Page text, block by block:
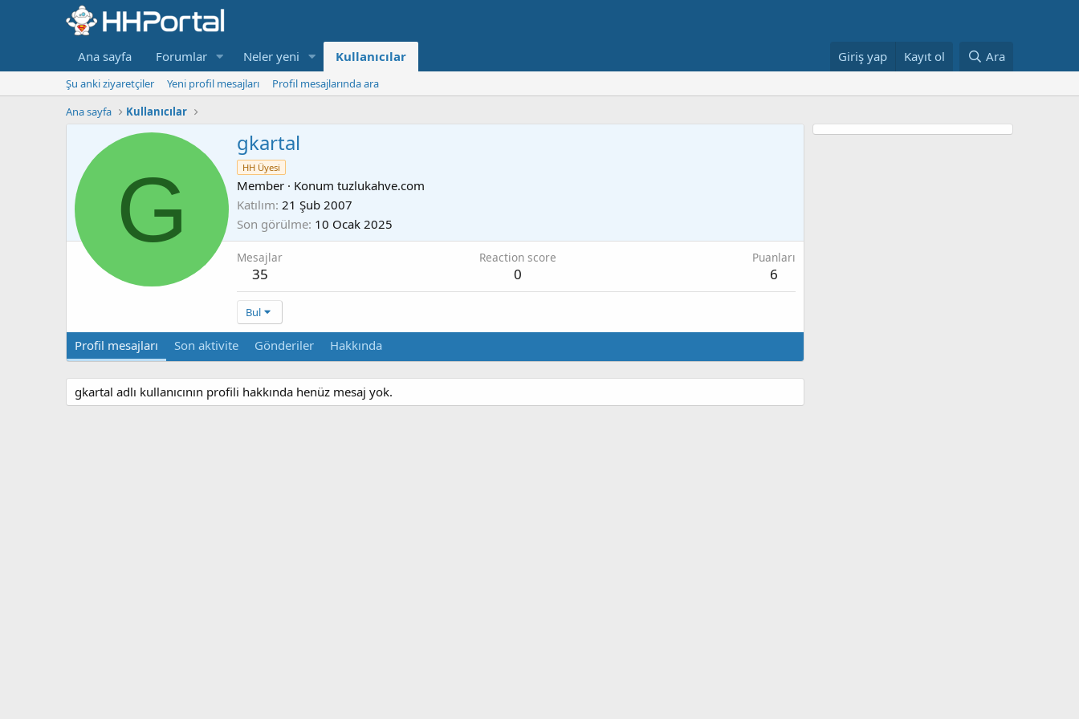
Ana sayfa Forumlar Neler yeni Kullanıcılar Giriş yap Kayıt ol Ara
Şu anki ziyaretçiler Yeni profil mesajları
Profil mesajlarında ara
Ana sayfa
Kullanıcılar
G
gkartal
HH Üyesi
Member · Konum tuzlukahve.com
Katılım 21 Şub 2007
Son görülme 10 Ocak 2025
Mesajlar
35
Reaction score
0
Puanları
6
Bul
Profil mesajları Son aktivite Gönderiler Hakkında
gkartal adlı kullanıcının profili hakkında henüz mesaj yok.